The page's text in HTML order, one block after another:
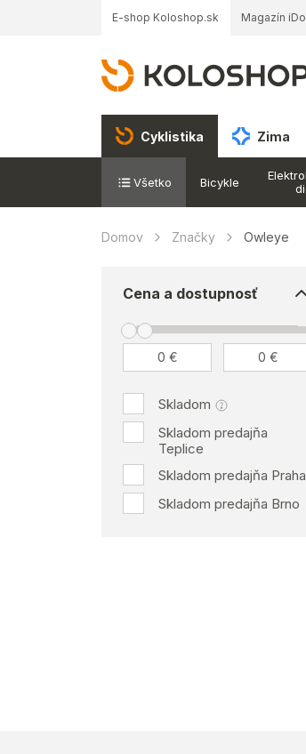
E-shop Koloshop.sk Magazín
Cyklistika Zima
Všetko Bicykle
Domov Značky Owleye
Cena a dostupnosť
Skladom
Skladom predajňa
Teplice
Skladom predajňa Praha
Skladom predajňa Brno